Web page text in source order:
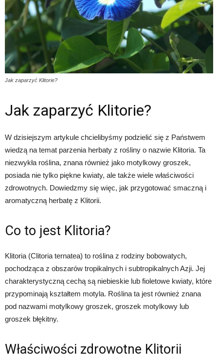
Jak zaparzyć Klitorie?
Jak zaparzyć Klitorie?
W dzisiejszym artykule chcielibyśmy podzielić się z Państwem
wiedzą na temat parzenia herbaty z rośliny o nazwie Klitoria. Ta
niezwykła roślina, znana również jako motylkowy groszek,
posiada nie tylko piękne kwiaty, ale także wiele właściwości
zdrowotnych. Dowiedzmy się więc, jak przygotować smaczną i
aromatyczną herbatę z Klitorii.
Co to jest Klitoria?
Klitoria (Clitoria ternatea) to roślina z rodziny bobowatych,
pochodząca z obszarów tropikalnych i subtropikalnych Azji. Jej
charakterystyczną cechą są niebieskie lub fioletowe kwiaty, które
przypominają kształtem motyla. Roślina ta jest również znana
pod nazwami motylkowy groszek, groszek motylkowy lub
groszek błękitny.
Właściwości zdrowotne Klitorii